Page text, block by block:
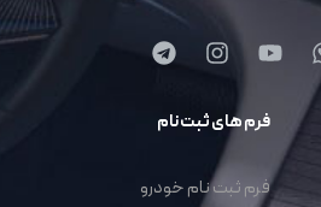
فرم های ثبت نام
فرم ثبت نام خودرو